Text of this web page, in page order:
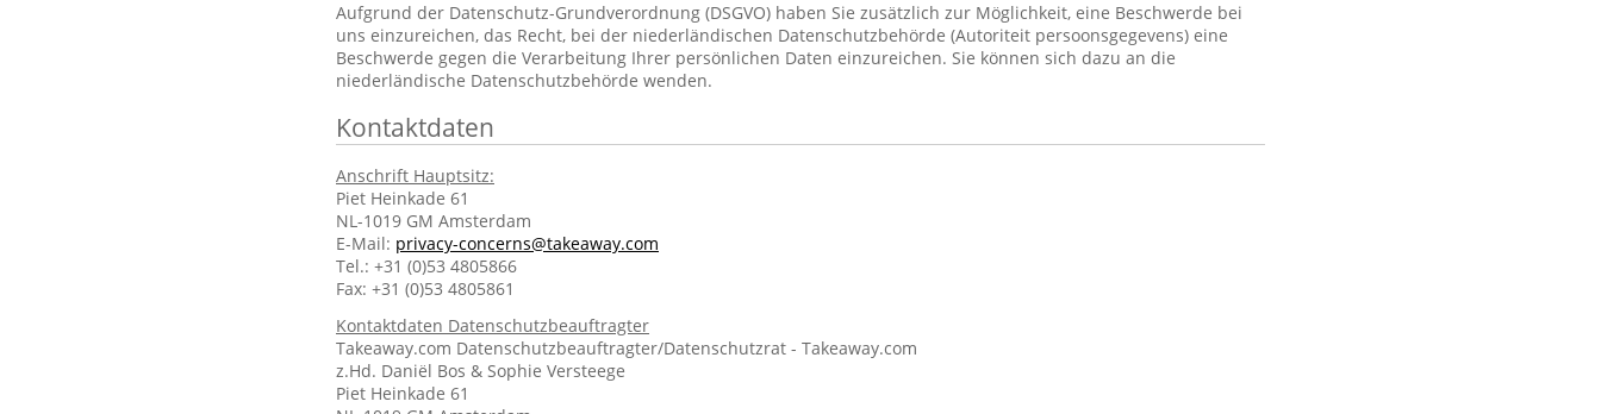
Aufgrund der Datenschutz-Grundverordnung (DSGVO) haben Sie zusätzlich zur Möglichkeit, eine Beschwerde bei
uns einzureichen, das Recht, bei der niederländischen Datenschutzbehörde (Autoriteit persoonsgegevens) eine
Beschwerde gegen die Verarbeitung Ihrer persönlichen Daten einzureichen. Sie können sich dazu an die
niederländische Datenschutzbehörde wenden.
Kontaktdaten
Anschrift Hauptsitz:
Piet Heinkade 61
NL-1019 GM Amsterdam
E-Mail: privacy-concerns@takeaway.com
Tel.: +31 (0)53 4805866
Fax: +31 (0)53 4805861
Kontaktdaten Datenschutzbeauftragter
Takeaway.com Datenschutzbeauftragter/Datenschutzrat - Takeaway.com
z.Hd. Daniël Bos & Sophie Versteege
Piet Heinkade 61